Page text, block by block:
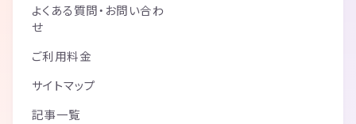
よくある質問・お問い合わ
せ
ご利用料金
サイトマップ
記事一覧